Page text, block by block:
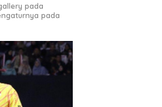
pada
pada